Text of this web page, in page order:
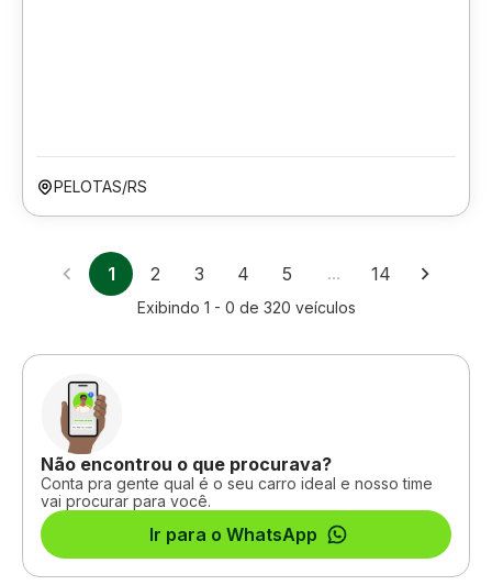
PELOTAS/RS
1 2 3 4 5 … 14
Exibindo 1 - 0 de 320 veículos
Não encontrou o que procurava?
Conta pra gente qual é o seu carro ideal e nosso time
vai procurar para você.
Ir para o WhatsApp